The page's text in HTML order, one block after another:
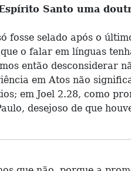
Santo uma
fosse selado após o
o falar em línguas
então desconsiderar
em Atos não
em Joel 2.28, como
desejoso de que